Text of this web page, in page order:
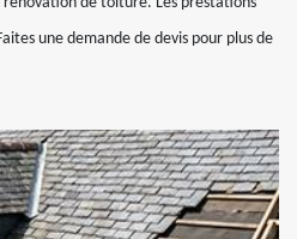
une demande de devis pour plus de